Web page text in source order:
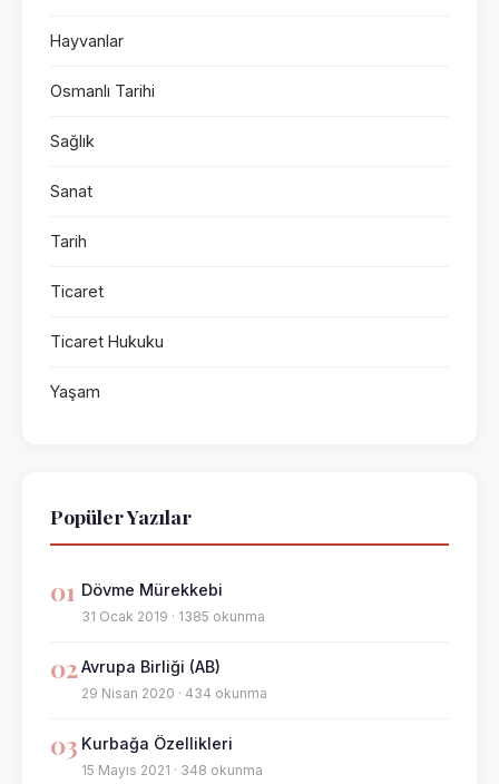
Hayvanlar
Osmanlı Tarihi
Sağlık
Sanat
Tarih
Ticaret
Ticaret Hukuku
Yaşam
Popüler Yazılar
01 Dövme Mürekkebi
31 Ocak 2019 · 1385 okunma
02Avrupa Birliği (AB)
29 Nisan 2020 · 434 okunma
03 Kurbağa Özellikleri
15 Mayıs 2021 · 348 okunma